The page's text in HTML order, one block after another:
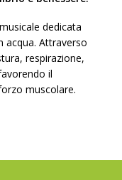
dedicata
acqua. Attraverso
respirazione,
il
muscolare.